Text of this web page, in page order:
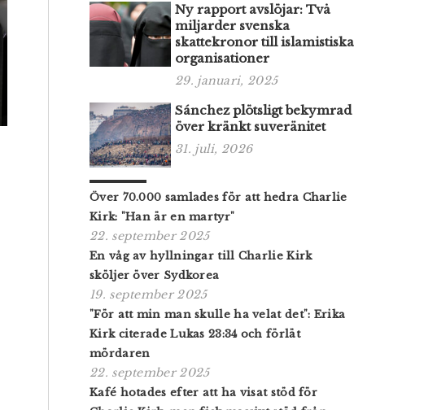
Ny rapport avslöjar: Två
miljarder svenska
skattekronor till islamistiska
organisationer
29. januari, 2025
Sánchez plötsligt bekymrad
över kränkt suveränitet
31. juli, 2026
Över 70.000 samlades för att hedra Charlie
Kirk: "Han är en martyr"
22. september 2025
En våg av hyllningar till Charlie Kirk
sköljer över Sydkorea
19. september 2025
"För att min man skulle ha velat det": Erika
Kirk citerade Lukas 23:34 och förlät
mördaren
22. september 2025
Kafé hotades efter att ha visat stöd för